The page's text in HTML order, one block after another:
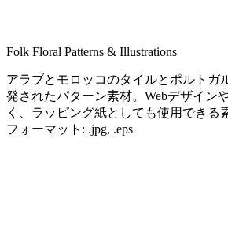
Folk Floral Patterns & Illustrations
アラブとモロッコのタイルとポルトガ
発されたパターン素材。Webデザイン
く、ラッピング紙としても使用できる
フォーマット: .jpg, .eps